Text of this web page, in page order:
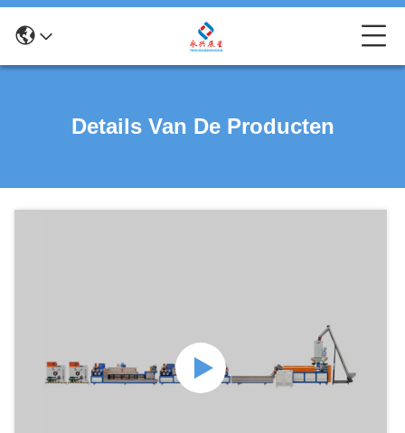
Details Van De Producten